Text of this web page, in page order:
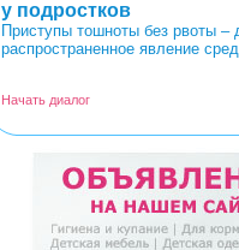
у подростков
Приступы тошноты без рвоты –
распространенное явление
Начать диалог